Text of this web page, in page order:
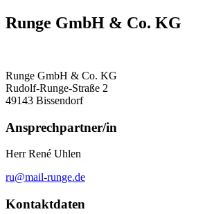
Runge GmbH & Co. KG
Runge GmbH & Co. KG
Rudolf-Runge-Straße 2
49143 Bissendorf
Ansprechpartner/in
Herr René Uhlen
ru@mail-runge.de
Kontaktdaten